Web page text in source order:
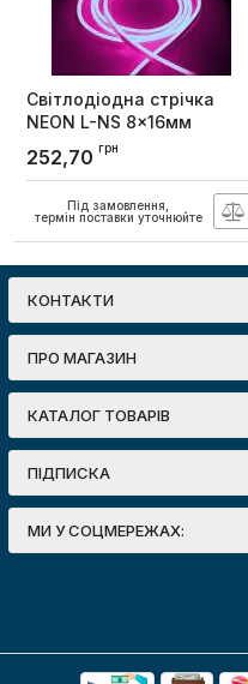
Світлодіодна стрічка
NEON L-NS 8x16мм
120LED 7Вт/м 220V
рожевий ІР65 (1м), Lebron
252,70 грн
Під замовлення,
термін поставки уточнюйте
КОНТАКТИ
ПРО МАГАЗИН
КАТАЛОГ ТОВАРІВ
ПІДПИСКА
МИ У СОЦМЕРЕЖАХ: